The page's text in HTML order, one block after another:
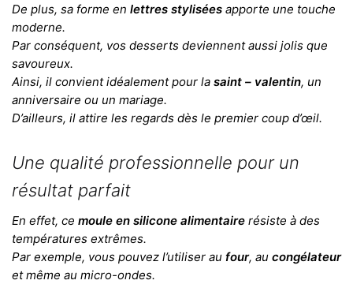
De plus, sa forme en lettres stylisées apporte une touche
moderne.
Par conséquent, vos desserts deviennent aussi jolis que
savoureux.
Ainsi, il convient idéalement pour la saint – valentin, un
anniversaire ou un mariage.
D’ailleurs, il attire les regards dès le premier coup d’œil.
Une qualité professionnelle pour un
résultat parfait
En effet, ce moule en silicone alimentaire résiste à des
températures extrêmes.
Par exemple, vous pouvez l’utiliser au four, au congélateur
et même au micro-ondes.